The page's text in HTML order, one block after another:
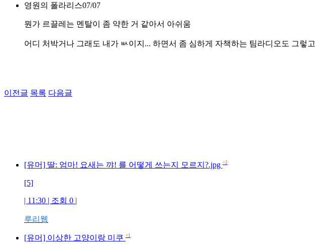
영원의 폴라리스07/07
뭔가 르끌레는 멘탈이 좀 약한 거 같아서 아쉬움
어디 처박거나 그래도 내가 ㅄ이지... 하면서 좀 심하게 자책하는 팀라디오도 그렇고
이전글 목록 다음글
[유머] 딸: 엄마! 요새는 꺄! 를 어떻게 쓰는지 모르지?.jpg +3
[5]
| 11:30 | 조회 0 |
루리웹
[유머] 이상한 고양이랑 미쿠 +1